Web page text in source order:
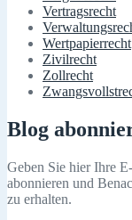
Vertragsrecht
Wertpapierrecht
Zivilrecht
Zollrecht
Blog
Geben Sie hier Ihre
abonnieren und
zu erhalten.